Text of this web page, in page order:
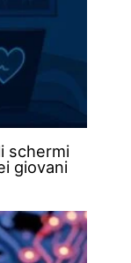
schermi
giovani